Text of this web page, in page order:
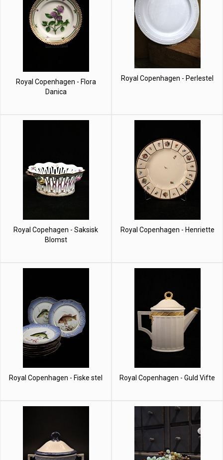
Royal Copenhagen - Flora
Danica
Royal Copenhagen - Perlestel
Royal Copehagen - Saksisk
Blomst
Royal Copenhagen - Henriette
Royal Copenhagen - Fiske stel Royal Copenhagen - Guld Vifte